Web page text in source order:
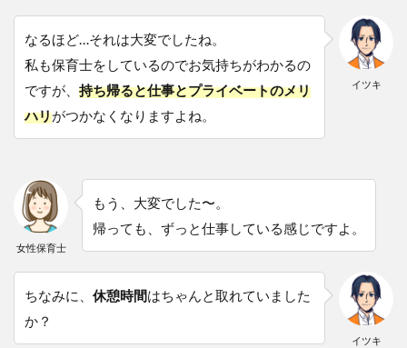
イツキ
なるほど…それは大変でしたね。
私も保育士をしているのでお気持ちがわかるの
ですが、 持ち帰ると仕事とプライベートのメリ
ハリがつかなくなりますよね。
女性保育士
もう、大変でした〜。
帰っても、ずっと仕事している感じですよ。
イツキ
ちなみに、 休憩時間はちゃんと取れていました
か？